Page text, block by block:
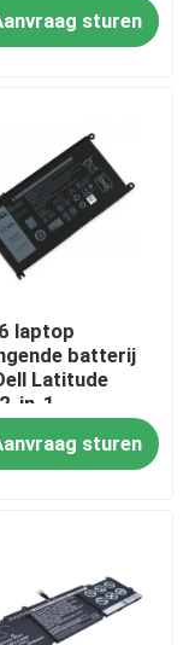
sturen
laptop
batterij
Latitude
in-1
sturen